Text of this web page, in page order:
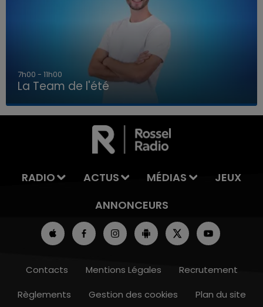
LA TEAM DE L'ÉTÉ
7h00 - 11h00
La Team de l'été
RADIO ACTUS MÉDIAS
JEUX
ANNONCEURS
Contacts Mentions Légales
Recrutement
Règlements
Gestion des cookies Plan du site